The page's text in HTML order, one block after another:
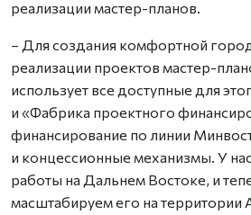
реализации мастер-планов.
– Для создания комфортной
реализации проектов мастер-
использует все доступные для
и «Фабрика проектного
финансирование по линии
и концессионные механизмы. У
работы на Дальнем Востоке, и
масштабируем его на территории